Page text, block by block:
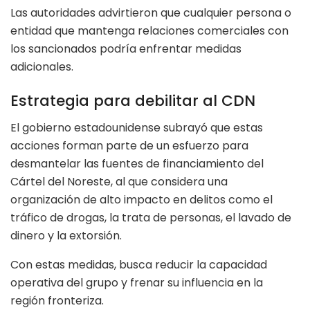
Las autoridades advirtieron que cualquier persona o
entidad que mantenga relaciones comerciales con
los sancionados podría enfrentar medidas
adicionales.
Estrategia para debilitar al CDN
El gobierno estadounidense subrayó que estas
acciones forman parte de un esfuerzo para
desmantelar las fuentes de financiamiento del
Cártel del Noreste, al que considera una
organización de alto impacto en delitos como el
tráfico de drogas, la trata de personas, el lavado de
dinero y la extorsión.
Con estas medidas, busca reducir la capacidad
operativa del grupo y frenar su influencia en la
región fronteriza.